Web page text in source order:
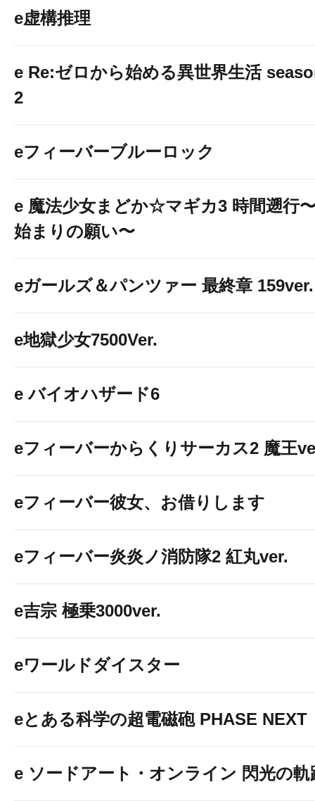
e虚構推理
e Re:ゼロから始める異世界生活
2
eフィーバーブルーロック
e 魔法少女まどか☆マギカ3 時間遡行
始まりの願い〜
eガールズ＆パンツァー 最終章 159ver.
e地獄少女7500Ver.
e バイオハザード6
eフィーバーからくりサーカス2 魔王
eフィーバー彼女、お借りします
eフィーバー炎炎ノ消防隊2 紅丸ver.
e吉宗 極乗3000ver.
eワールドダイスター
eとある科学の超電磁砲 PHASE NEXT
e ソードアート・オンライン 閃光の軌